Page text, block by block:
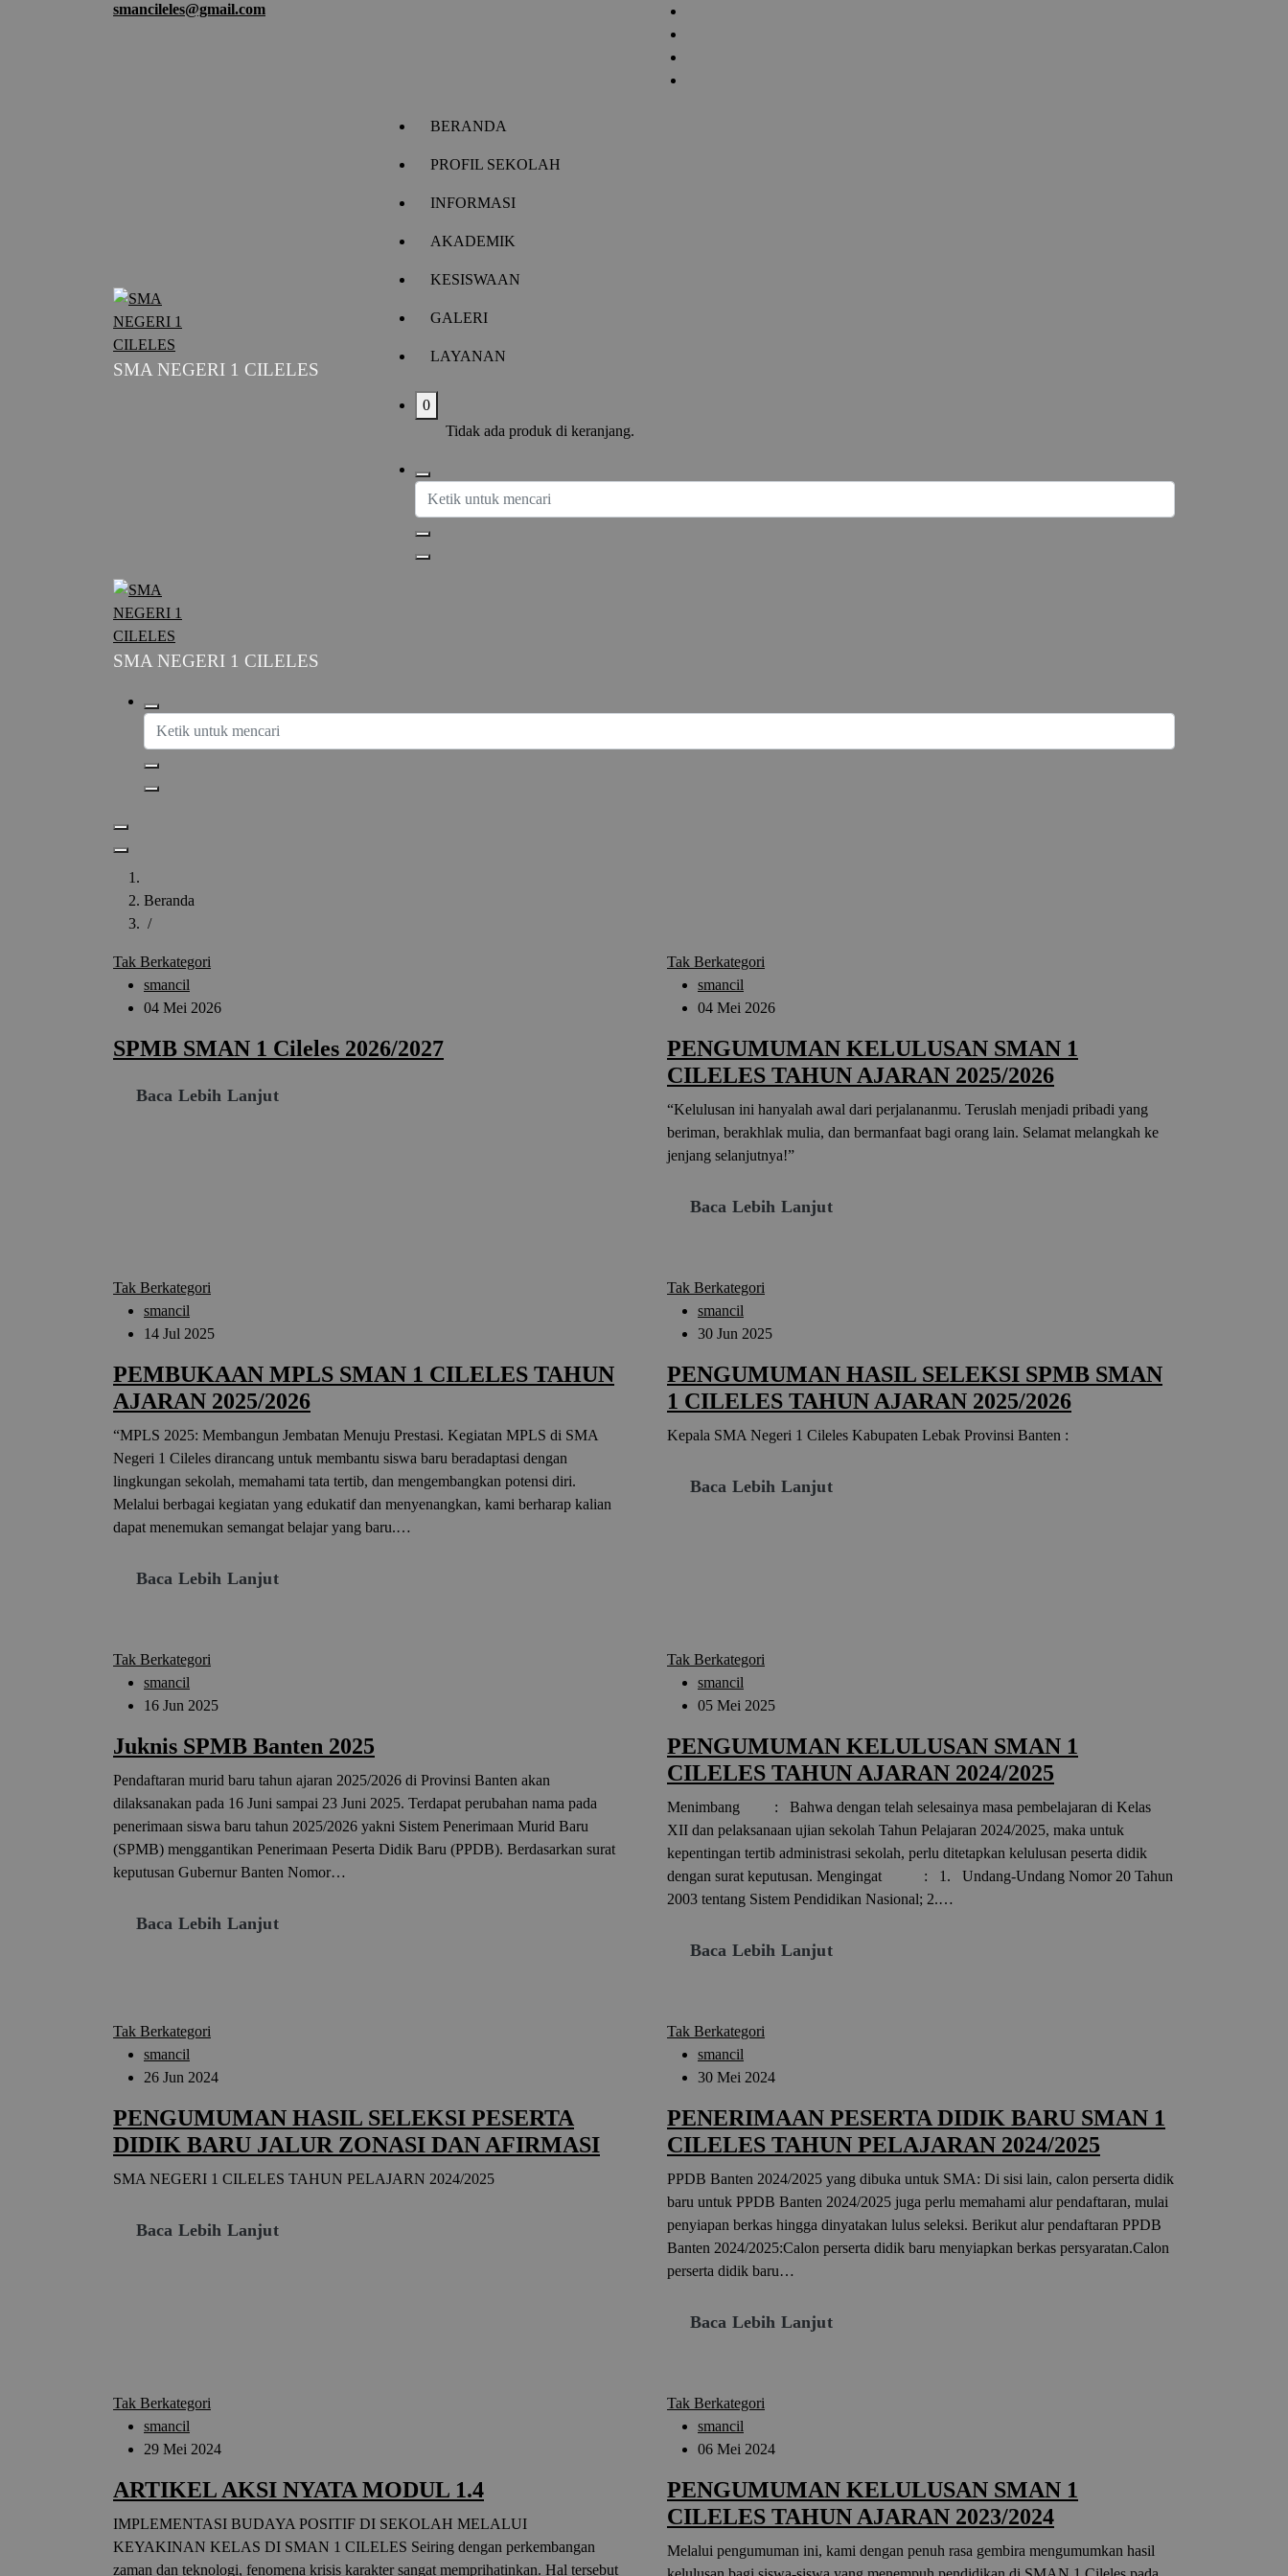
smancileles@gmail.com
SMA NEGERI 1 CILELES
BERANDA
PROFIL SEKOLAH
INFORMASI
AKADEMIK
KESISWAAN
GALERI
LAYANAN
0
Tidak ada produk di keranjang.
SMA NEGERI 1 CILELES
Beranda
/
Tak Berkategori
smancil
04 Mei 2026
SPMB SMAN 1 Cileles 2026/2027
Baca Lebih Lanjut
Tak Berkategori
smancil
04 Mei 2026
PENGUMUMAN KELULUSAN SMAN 1
CILELES TAHUN AJARAN 2025/2026
“Kelulusan ini hanyalah awal dari perjalananmu. Teruslah menjadi pribadi yang
beriman, berakhlak mulia, dan bermanfaat bagi orang lain. Selamat melangkah ke
jenjang selanjutnya!”
Baca Lebih Lanjut
Tak Berkategori
smancil
14 Jul 2025
PEMBUKAAN MPLS SMAN 1 CILELES TAHUN
AJARAN 2025/2026
“MPLS 2025: Membangun Jembatan Menuju Prestasi. Kegiatan MPLS di SMA
Negeri 1 Cileles dirancang untuk membantu siswa baru beradaptasi dengan
lingkungan sekolah, memahami tata tertib, dan mengembangkan potensi diri.
Melalui berbagai kegiatan yang edukatif dan menyenangkan, kami berharap kalian
dapat menemukan semangat belajar yang baru.…
Baca Lebih Lanjut
Tak Berkategori
smancil
30 Jun 2025
PENGUMUMAN HASIL SELEKSI SPMB SMAN
1 CILELES TAHUN AJARAN 2025/2026
Kepala SMA Negeri 1 Cileles Kabupaten Lebak Provinsi Banten :
Baca Lebih Lanjut
Tak Berkategori
smancil
16 Jun 2025
Juknis SPMB Banten 2025
Pendaftaran murid baru tahun ajaran 2025/2026 di Provinsi Banten akan
dilaksanakan pada 16 Juni sampai 23 Juni 2025. Terdapat perubahan nama pada
penerimaan siswa baru tahun 2025/2026 yakni Sistem Penerimaan Murid Baru
(SPMB) menggantikan Penerimaan Peserta Didik Baru (PPDB). Berdasarkan surat
keputusan Gubernur Banten Nomor…
Baca Lebih Lanjut
Tak Berkategori
smancil
05 Mei 2025
PENGUMUMAN KELULUSAN SMAN 1
CILELES TAHUN AJARAN 2024/2025
Menimbang : Bahwa dengan telah selesainya masa pembelajaran di Kelas
XII dan pelaksanaan ujian sekolah Tahun Pelajaran 2024/2025, maka untuk
kepentingan tertib administrasi sekolah, perlu ditetapkan kelulusan peserta didik
dengan surat keputusan. Mengingat : 1. Undang-Undang Nomor 20 Tahun
2003 tentang Sistem Pendidikan Nasional; 2.…
Baca Lebih Lanjut
Tak Berkategori
smancil
26 Jun 2024
PENGUMUMAN HASIL SELEKSI PESERTA
DIDIK BARU JALUR ZONASI DAN AFIRMASI
SMA NEGERI 1 CILELES TAHUN PELAJARN 2024/2025
Baca Lebih Lanjut
Tak Berkategori
smancil
30 Mei 2024
PENERIMAAN PESERTA DIDIK BARU SMAN 1
CILELES TAHUN PELAJARAN 2024/2025
PPDB Banten 2024/2025 yang dibuka untuk SMA: Di sisi lain, calon perserta didik
baru untuk PPDB Banten 2024/2025 juga perlu memahami alur pendaftaran, mulai
penyiapan berkas hingga dinyatakan lulus seleksi. Berikut alur pendaftaran PPDB
Banten 2024/2025:Calon perserta didik baru menyiapkan berkas persyaratan.Calon
perserta didik baru…
Baca Lebih Lanjut
Tak Berkategori
smancil
29 Mei 2024
ARTIKEL AKSI NYATA MODUL 1.4
IMPLEMENTASI BUDAYA POSITIF DI SEKOLAH MELALUI
KEYAKINAN KELAS DI SMAN 1 CILELES Seiring dengan perkembangan
zaman dan teknologi, fenomena krisis karakter sangat memprihatinkan. Hal tersebut
Tak Berkategori
smancil
06 Mei 2024
PENGUMUMAN KELULUSAN SMAN 1
CILELES TAHUN AJARAN 2023/2024
Melalui pengumuman ini, kami dengan penuh rasa gembira mengumumkan hasil